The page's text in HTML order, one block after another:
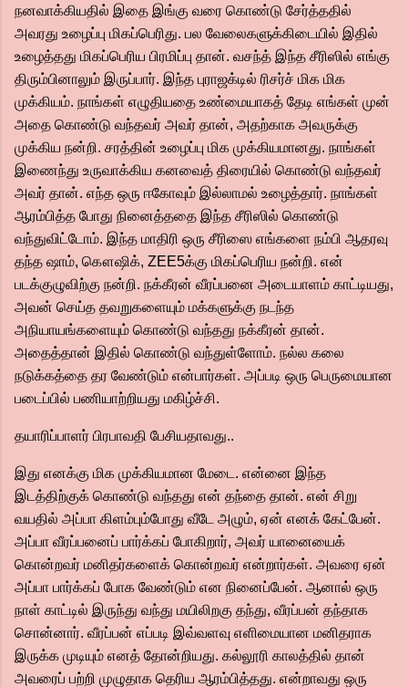
நனவாக்கியதில் இதை இங்கு வரை கொண்டு சேர்த்ததில்
அவரது உழைப்பு மிகப்பெரிது. பல வேலைகளுக்கிடையில் இதில்
உழைத்தது மிகப்பெரிய பிரமிப்பு தான். வசந்த் இந்த சீரிஸில் எங்கு
திரும்பினாலும் இருப்பார். இந்த புராஜக்டில் ரிசர்ச் மிக மிக
முக்கியம். நாங்கள் எழுதியதை உண்மையாகத் தேடி எங்கள் முன்
அதை கொண்டு வந்தவர் அவர் தான், அதற்காக அவருக்கு
முக்கிய நன்றி. சரத்தின் உழைப்பு மிக முக்கியமானது. நாங்கள்
இணைந்து உருவாக்கிய கனவைத் திரையில் கொண்டு வந்தவர்
அவர் தான். எந்த ஒரு ஈகோவும் இல்லாமல் உழைத்தார். நாங்கள்
ஆரம்பித்த போது நினைத்ததை இந்த சீரிஸில் கொண்டு
வந்துவிட்டோம். இந்த மாதிரி ஒரு சீரிஸை எங்களை நம்பி ஆதரவு
தந்த ஷாம், கௌஷிக், ZEE5க்கு மிகப்பெரிய நன்றி. என்
படக்குழுவிற்கு நன்றி. நக்கீரன் வீரப்பனை அடையாளம் காட்டியது,
அவன் செய்த தவறுகளையும் மக்களுக்கு நடந்த
அநியாயங்களையும் கொண்டு வந்தது நக்கீரன் தான்.
அதைத்தான் இதில் கொண்டு வந்துள்ளோம். நல்ல கலை
நடுக்கத்தை தர வேண்டும் என்பார்கள். அப்படி ஒரு பெருமையான
படைப்பில் பணியாற்றியது மகிழ்ச்சி.
தயாரிப்பாளர் பிரபாவதி பேசியதாவது..
இது எனக்கு மிக முக்கியமான மேடை. என்னை இந்த
இடத்திற்குக் கொண்டு வந்தது என் தந்தை தான். என் சிறு
வயதில் அப்பா கிளம்பும்போது வீடே அழும், ஏன் எனக் கேட்பேன்.
அப்பா வீரப்பனைப் பார்க்கப் போகிறார், அவர் யானையைக்
கொன்றவர் மனிதர்களைக் கொன்றவர் என்றார்கள். அவரை ஏன்
அப்பா பார்க்கப் போக வேண்டும் என நினைப்பேன். ஆனால் ஒரு
நாள் காட்டில் இருந்து வந்து மயிலிறகு தந்து, வீரப்பன் தந்தாக
சொன்னார். வீரப்பன் எப்படி இவ்வளவு எளிமையான மனிதராக
இருக்க முடியும் எனத் தோன்றியது. கல்லூரி காலத்தில் தான்
அவரைப் பற்றி முழுதாக தெரிய ஆரம்பித்தது. என்றாவது ஒரு